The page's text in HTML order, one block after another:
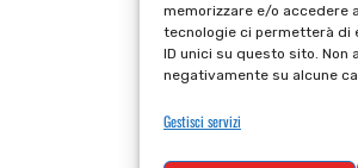
memorizzare e/o accedere
tecnologie ci permetterà di
ID unici su questo sito.
negativamente su alcune
Gestisci servizi